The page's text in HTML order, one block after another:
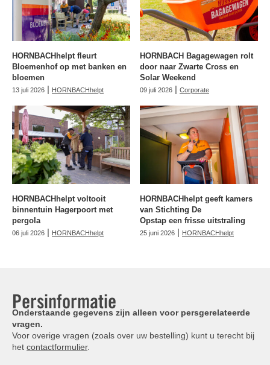
HORNBACHhelpt fleurt
Bloemenhof op met banken en
bloemen
13 juli 2026 | HORNBACHhelpt
HORNBACH Bagagewagen rolt
door naar Zwarte Cross en
Solar Weekend
09 juli 2026 | Corporate
HORNBACHhelpt voltooit
binnentuin Hagerpoort met
pergola
06 juli 2026 | HORNBACHhelpt
HORNBACHhelpt geeft kamers
van Stichting De
Opstap een frisse uitstraling
25 juni 2026 | HORNBACHhelpt
Persinformatie
Onderstaande gegevens zijn alleen voor persgerelateerde
vragen.
Voor overige vragen (zoals over uw bestelling) kunt u terecht bij
het contactformulier.